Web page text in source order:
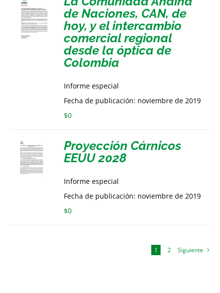
de Naciones, CAN, de
hoy, y el intercambio
comercial regional
desde la óptica de
Colombia
Informe especial
Fecha de publicación: noviembre de 2019
$0
Proyección Cárnicos
EEUU 2028
Informe especial
Fecha de publicación: noviembre de 2019
$0
1 2 Siguiente